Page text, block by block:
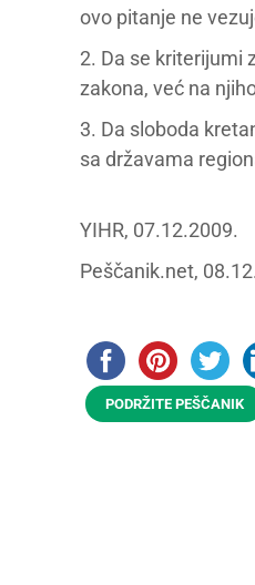
ovo pitanje ne
2. Da se kriterijumi
zakona, već na
3. Da sloboda
sa državama
YIHR, 07.12.2009.
Peščanik.net,
PODRŽITE PEŠČANIK